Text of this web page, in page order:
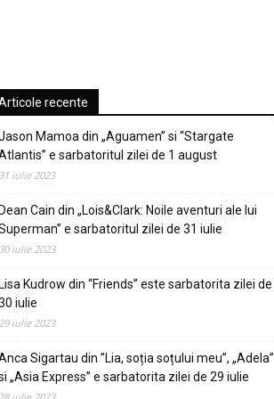
recente
Mamoa din „Aguamen” si “Stargate
e sarbatoritul zilei de 1 august
iulie 2023
Cain din „Lois&Clark: Noile aventuri ale lui
e sarbatoritul zilei de 31 iulie
iulie 2023
Kudrow din “Friends” este sarbatorita zilei de
iulie
iulie 2023
Sigartau din ”Lia, soția soțului meu”, „Adela”
„Asia Express” e sarbatorita zilei de 29 iulie